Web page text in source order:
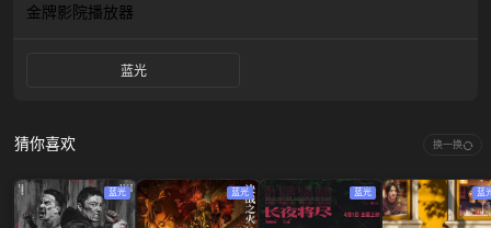
金牌影院播放器
蓝光
猜你喜欢 换一换
蓝光 蓝光 蓝光 蓝